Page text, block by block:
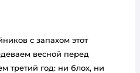
с запахом этот
весной перед
третий год: ни блох, ни